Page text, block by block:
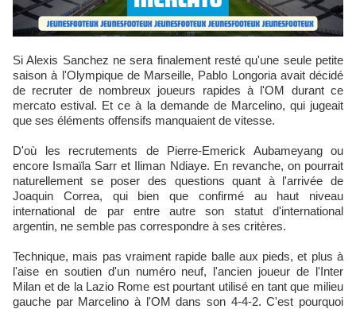
Si Alexis Sanchez ne sera finalement resté qu'une seule petite
saison à l'Olympique de Marseille, Pablo Longoria avait décidé
de recruter de nombreux joueurs rapides à l'OM durant ce
mercato estival. Et ce à la demande de Marcelino, qui jugeait
que ses éléments offensifs manquaient de vitesse.
D'où les recrutements de Pierre-Emerick Aubameyang ou
encore Ismaïla Sarr et Iliman Ndiaye. En revanche, on pourrait
naturellement se poser des questions quant à l'arrivée de
Joaquin Correa, qui bien que confirmé au haut niveau
international de par entre autre son statut d'international
argentin, ne semble pas correspondre à ses critères.
Technique, mais pas vraiment rapide balle aux pieds, et plus à
l'aise en soutien d'un numéro neuf, l'ancien joueur de l'Inter
Milan et de la Lazio Rome est pourtant utilisé en tant que milieu
gauche par Marcelino à l'OM dans son 4-4-2. C'est pourquoi